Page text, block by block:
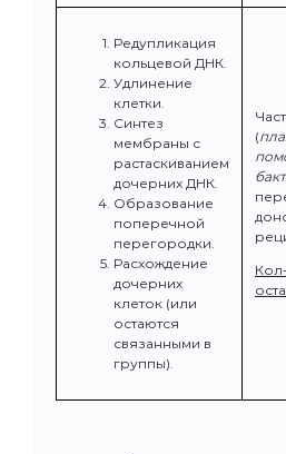
Редупликация
кольцевой ДНК.
Удлинение
клетки.
Синтез
мембраны с
растаскиванием
дочерних ДНК.
Образование
поперечной
перегородки.
Расхождение
дочерних
клеток (или
остаются
связанными в
группы).
(